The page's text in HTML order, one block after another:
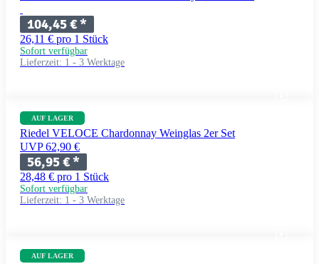
104,45 €*
26,11 € pro 1 Stück
Sofort verfügbar
Lieferzeit: 1 - 3 Werktage
AUF LAGER
Riedel VELOCE Chardonnay Weinglas 2er Set
UVP 62,90 €
56,95 €*
28,48 € pro 1 Stück
Sofort verfügbar
Lieferzeit: 1 - 3 Werktage
AUF LAGER